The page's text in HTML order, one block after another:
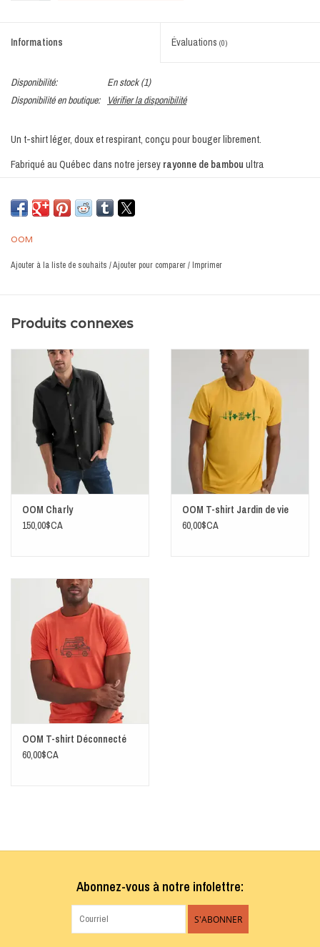
Informations Évaluations (0)
Disponibilité: En stock(1)
Disponibilité en boutique:
Vérifier la disponibilité
Un t-shirt léger, doux et respirant, conçu pour bouger librement.
Fabriqué au Québec dans notre jersey rayonne de bambou ultra
quotidien, en ville comme au grand air.
responsables et une fabrication locale.
Jersey : 95% rayonne de bambou - 5% Spandex
Couleur Forêt
Longueur centre dos sur grandeur Médium : 27"
Tissu doux, respirant et extensible
Conçu et fabriqué au Québec
OOM
Ajouter à la liste de souhaits /Ajouter pour comparer/ Imprimer
Produits connexes
OOM Charly
150,00$CA
OOM T-shirt Jardin de vie
60,00$CA
OOM T-shirt Déconnecté
60,00$CA
Abonnez-vous à notre infolettre:
S'ABONNER